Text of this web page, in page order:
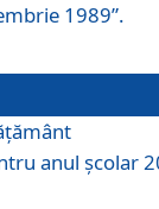
1989”.
anul şcolar